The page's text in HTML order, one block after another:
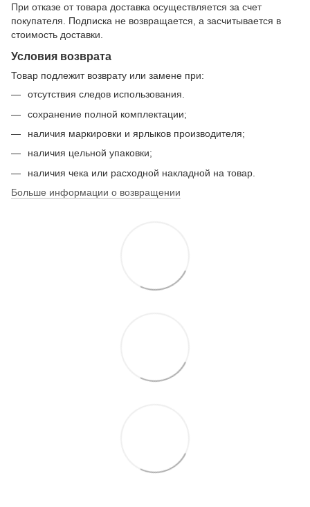
При отказе от товара доставка осуществляется за счет
покупателя. Подписка не возвращается, а засчитывается в
стоимость доставки.
Условия возврата
Товар подлежит возврату или замене при:
отсутствия следов использования.
сохранение полной комплектации;
наличия маркировки и ярлыков производителя;
наличия цельной упаковки;
наличия чека или расходной накладной на товар.
Больше информации о возвращении